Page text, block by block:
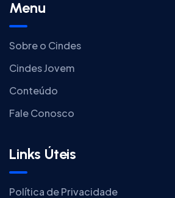
Menu
Sobre o Cindes
Cindes Jovem
Conteúdo
Fale Conosco
Links Úteis
Política de Privacidade